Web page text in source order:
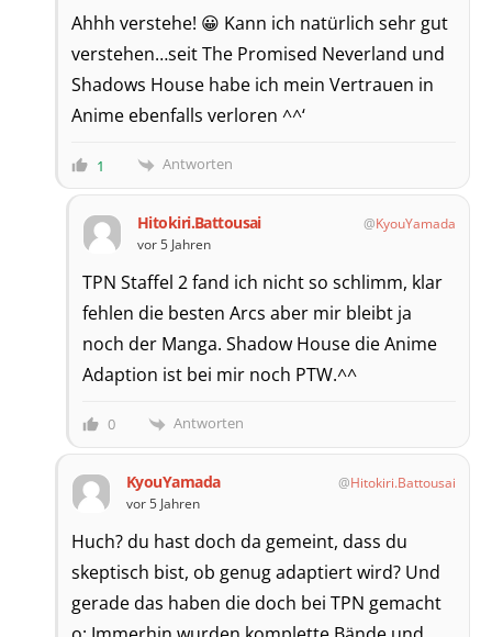
Ahhh verstehe! 😀 Kann ich natürlich sehr gut
verstehen…seit The Promised Neverland und
Shadows House habe ich mein Vertrauen in
Anime ebenfalls verloren ^^‘
1 Antworten
Hitokiri.Battousai
KyouYamada
vor 5 Jahren
TPN Staffel 2 fand ich nicht so schlimm, klar
fehlen die besten Arcs aber mir bleibt ja
noch der Manga. Shadow House die Anime
Adaption ist bei mir noch PTW.^^
0 Antworten
KyouYamada
Hitokiri.Battousai
vor 5 Jahren
Huch? du hast doch da gemeint, dass du
skeptisch bist, ob genug adaptiert wird? Und
gerade das haben die doch bei TPN gemacht